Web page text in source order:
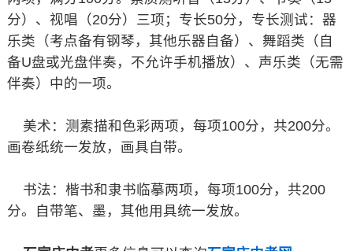
分）、视唱（20分）三项；专长50分，专长测试：器
乐类（考点备有钢琴，其他乐器自备）、舞蹈类（自
备U盘或光盘伴奏，不允许手机播放）、声乐类（无需
伴奏）中的一项。
美术：测素描和色彩两项，每项100分，共200分。
画卷纸统一发放，画具自带。
书法：楷书和隶书临摹两项，每项100分，共200
分。自带笔、墨，其他用具统一发放。